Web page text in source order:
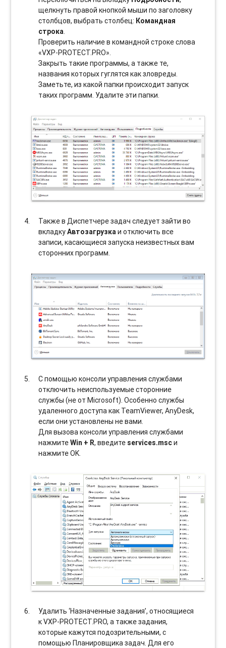
щелкнуть правой кнопкой мыши по заголовку
столбцов, выбрать столбец: Командная
строка.
Проверить наличие в командной строке слова
«VXP-PROTECT.PRO».
Закрыть такие программы, а также те,
названия которых гуглятся как зловреды.
Заметьте, из какой папки происходит запуск
таких программ. Удалите эти папки.
Также в Диспетчере задач следует зайти во
вкладкуАвтозагрузкаи отключить все
записи, касающиеся запуска неизвестных вам
сторонних программ.
С помощью консоли управления службами
отключить неиспользуемые сторонние
службы (не от Microsoft). Особенно службы
удаленного доступа как TeamViewer, AnyDesk,
если они установлены не вами.
Для вызова консоли управления службами
нажмитеWin + R, введите services.mscи
нажмите OK.
Удалить ‘Назначенные задания’, относящиеся
к VXP-PROTECT.PRO, а также задания,
которые кажутся подозрительными, с
помощью Планировщика задач. Для его